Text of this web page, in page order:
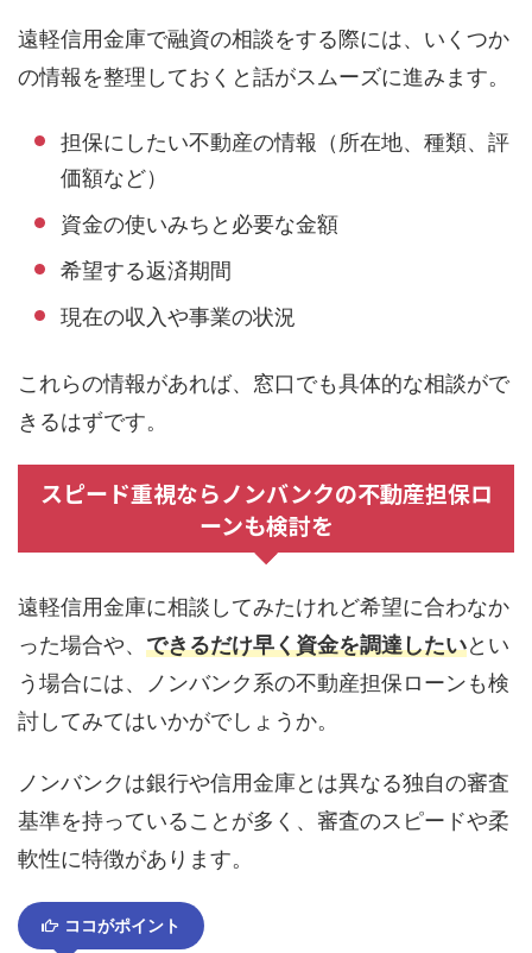
遠軽信用金庫で融資の相談をする際には、いくつか
の情報を整理しておくと話がスムーズに進みます。
担保にしたい不動産の情報（所在地、種類、評
価額など）
資金の使いみちと必要な金額
希望する返済期間
現在の収入や事業の状況
これらの情報があれば、窓口でも具体的な相談がで
きるはずです。
スピード重視ならノンバンクの不動産担保ロ
ーンも検討を
遠軽信用金庫に相談してみたけれど希望に合わなか
った場合や、 できるだけ早く資金を調達したいとい
う場合には、ノンバンク系の不動産担保ローンも検
討してみてはいかがでしょうか。
ノンバンクは銀行や信用金庫とは異なる独自の審査
基準を持っていることが多く、審査のスピードや柔
軟性に特徴があります。
ココがポイント